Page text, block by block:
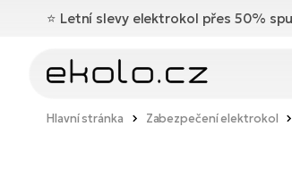
⭐️ Letní slevy elektrokol přes 50%
Hlavní stránka Zabezpečení elektrokol